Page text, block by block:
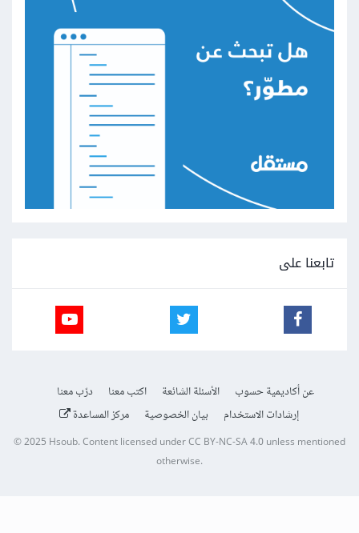
تابعنا على
عن أكاديمية حسوب الأسئلة الشائعة اكتب معنا
درّب معنا
إرشادات الاستخدام
بيان الخصوصية مركز المساعدة
© 2025 Hsoub.Content licensed underCC BY-NC-SA 4.0unless mentioned
otherwise.